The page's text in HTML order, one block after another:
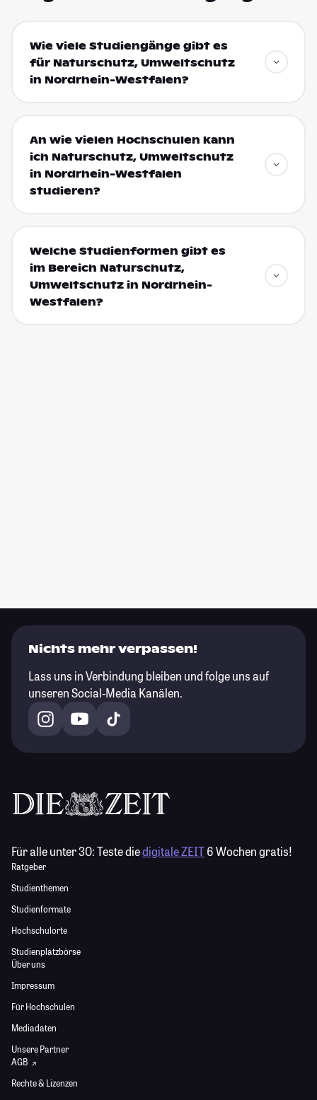
Wie viele Studiengänge gibt es
für Naturschutz, Umweltschutz
in Nordrhein-Westfalen?
An wie vielen Hochschulen kann
ich Naturschutz, Umweltschutz
in Nordrhein-Westfalen
studieren?
Welche Studienformen gibt es
im Bereich Naturschutz,
Umweltschutz in Nordrhein-
Westfalen?
Nichts mehr verpassen!
Lass uns in Verbindung bleiben und folge uns auf
unseren Social-Media Kanälen.
Für alle unter 30:Teste diedigitale ZEIT6 Wochen gratis!
Ratgeber
Studienthemen
Studienformate
Hochschulorte
Studienplatzbörse
Über uns
Impressum
Für Hochschulen
Mediadaten
Unsere Partner
AGB
Rechte & Lizenzen